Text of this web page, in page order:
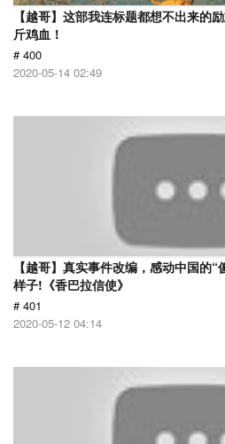
【越哥】这部我连标题都想不出来的
斤鸡血！
# 400
2020-05-14 02:49
【越哥】真实事件改编，感动中国的
样子!《香巴拉信使》
# 401
2020-05-12 04:14